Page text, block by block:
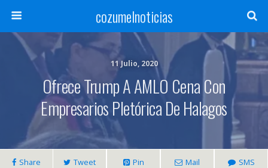
cozumelnoticias
11 Julio, 2020
Ofrece Trump A AMLO Cena Con
Empresarios Pletórica De Halagos
Share Tweet Pin Mail SMS